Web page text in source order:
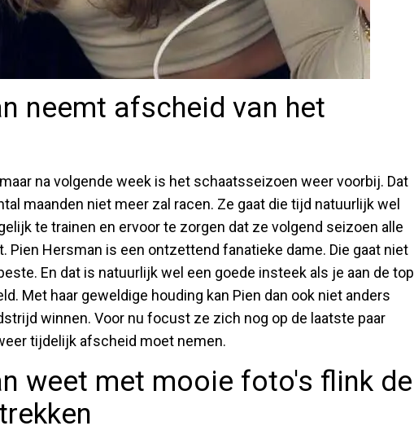
neemt afscheid van het
na volgende week is het schaatsseizoen weer voorbij. Dat
maanden niet meer zal racen. Ze gaat die tijd natuurlijk wel
te trainen en ervoor te zorgen dat ze volgend seizoen alle
Pien Hersman is een ontzettend fanatieke dame. Die gaat niet
En dat is natuurlijk wel een goede insteek als je aan de top
Met haar geweldige houding kan Pien dan ook niet anders
winnen. Voor nu focust ze zich nog op de laatste paar
tijdelijk afscheid moet nemen.
weet met mooie foto's flink de